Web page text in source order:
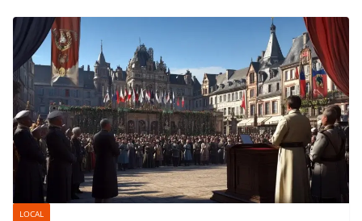
LOCAL